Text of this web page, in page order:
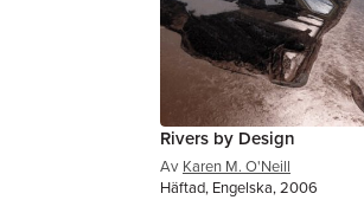
Rivers by Design
Av Karen M. O'Neill
Häftad, Engelska, 2006